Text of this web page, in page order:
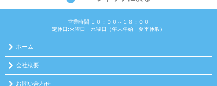
営業時間:１０：００～１８：００
定休日:火曜日・水曜日（年末年始・夏季休暇）
ホーム
会社概要
お問い合わせ